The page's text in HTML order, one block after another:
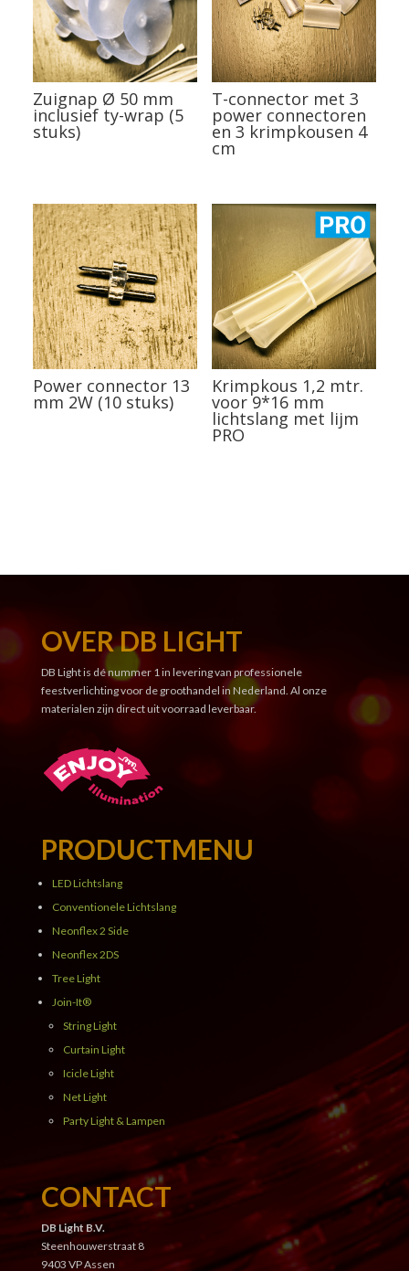
Zuignap Ø 50 mm
inclusief ty-wrap (5
stuks)
T-connector met 3
power connectoren
en 3 krimpkousen 4
cm
Power connector 13
mm 2W (10 stuks)
Krimpkous 1,2 mtr.
voor 9*16 mm
lichtslang met lijm
PRO
OVER DB LIGHT
DB Light is dé nummer 1 in levering van professionele
feestverlichting voor de groothandel in Nederland. Al onze
materialen zijn direct uit voorraad leverbaar.
PRODUCTMENU
LED Lichtslang
Conventionele Lichtslang
Neonflex 2 Side
Neonflex 2DS
Tree Light
Join-It®
String Light
Curtain Light
Icicle Light
Net Light
Party Light & Lampen
CONTACT
DB Light B.V.
Steenhouwerstraat 8
9403 VP Assen